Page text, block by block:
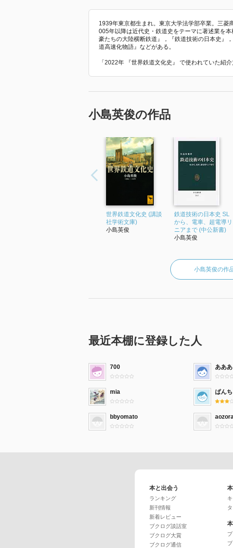
1939年東京都生まれ。東京大学法学部卒業。三
005年以降は近代史・鉄道史をテーマに著述業を
豪たちの大陸横断鉄道』，『鉄道技術の日本史』
道高速化物語』などがある。
「2022年 『世界鉄道文化史』 で使われていた紹
小島英俊の作品
世界鉄道文化史 (講談
社学術文庫)
小島英俊
鉄道技術の日本史 SL
から、電車、超電導リ
ニアまで (中公新書)
小島英俊
小島英俊の作
最近本棚に登録した人
700 あああ
mia ぱんち
bbyomato
本と出会う
ランキング
新刊情報
新着レビュー
ブクログ談話室
ブクログ大賞
ブクログ通信